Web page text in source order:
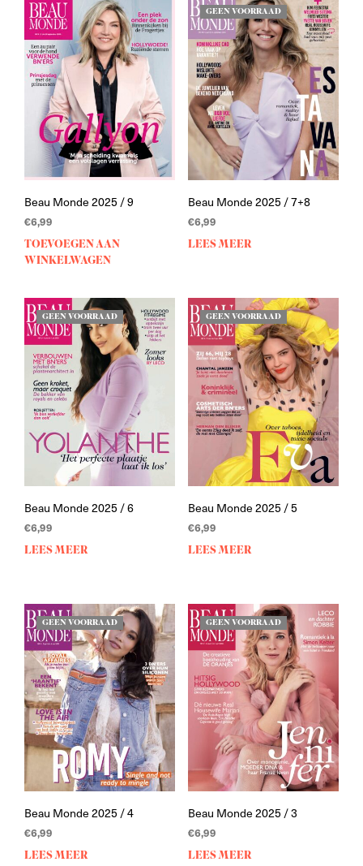
Beau Monde 2025 / 9
€6,99
TOEVOEGEN AAN
WINKELWAGEN
GEEN VOORRAAD
Beau Monde 2025 / 7+8
€6,99
LEES MEER
GEEN VOORRAAD
Beau Monde 2025 / 6
€6,99
LEES MEER
GEEN VOORRAAD
Beau Monde 2025 / 5
€6,99
LEES MEER
GEEN VOORRAAD
Beau Monde 2025 / 4
€6,99
LEES MEER
GEEN VOORRAAD
Beau Monde 2025 / 3
€6,99
LEES MEER